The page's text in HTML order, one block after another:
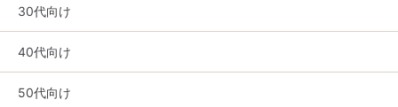
30代向け
40代向け
50代向け